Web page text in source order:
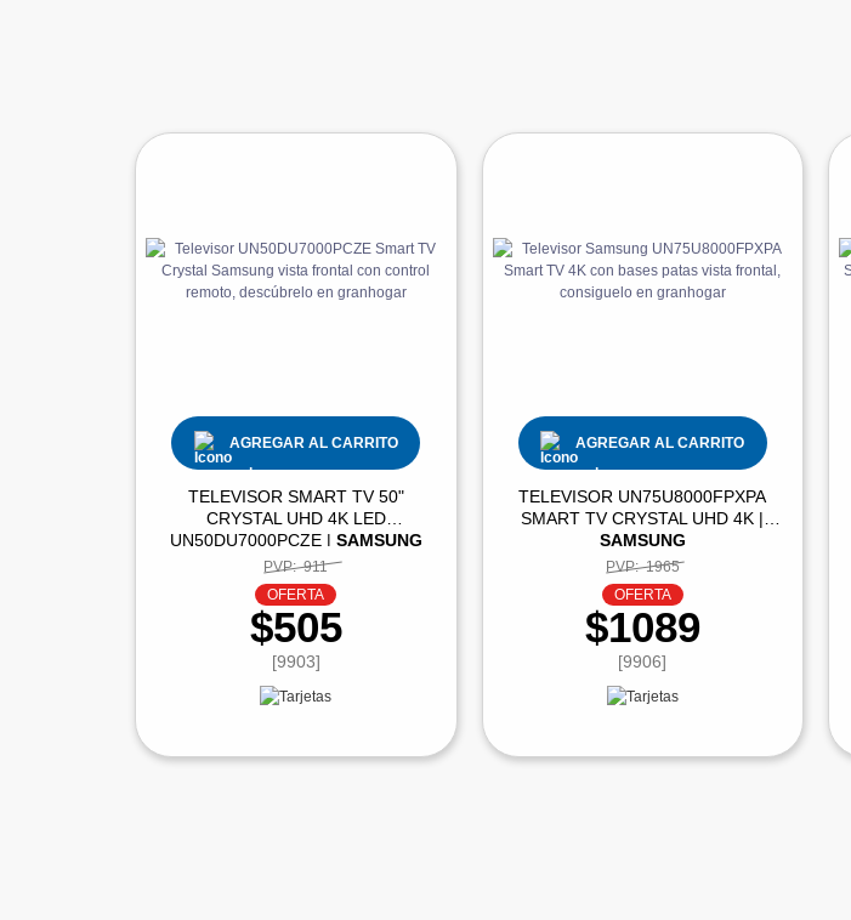
AGREGAR AL CARRITO
TELEVISOR SMART TV 50"
CRYSTAL UHD 4K LED
UN50DU7000PCZE | SAMSUNG
PVP: 911
OFERTA
$505
[9903]
AGREGAR AL CARRITO
TELEVISOR UN75U8000FPXPA
SMART TV CRYSTAL UHD 4K |
SAMSUNG
PVP: 1965
OFERTA
$1089
[9906]